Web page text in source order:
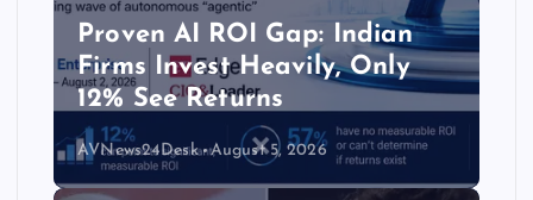
Proven AI ROI Gap: Indian
Firms Invest Heavily, Only
12% See Returns
AVNews24Desk August 5, 2026